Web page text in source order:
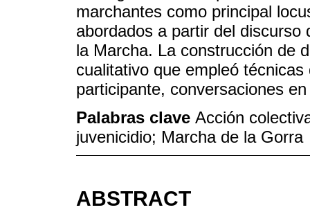
marchantes como principal
abordados a partir del discurso
la Marcha. La construcción de
cualitativo que empleó
participante, conversaciones
Palabras clave Acción
juvenicidio; Marcha de la Gorra
ABSTRACT